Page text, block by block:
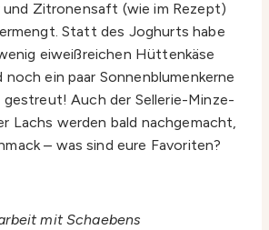
Zitronensaft (wie im Rezept)
Statt des Joghurts habe
eiweißreichen Hüttenkäse
ein paar Sonnenblumenkerne
Auch der Sellerie-Minze-
Lachs werden bald nachgemacht,
– was sind eure Favoriten?
mit Schaebens